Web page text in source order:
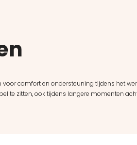
comfort en ondersteuning tijdens het
te zitten, ook tijdens langere momenten